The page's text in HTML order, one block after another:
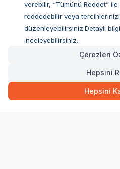
Müşteri Hizmetleri
Sıkça
Ovacık Mah. Hacıoğlu Sok.
Müşteri Destek Hattı
verebilir, “Tümünü Reddet”
reddedebilir veya
düzenleyebilirsiniz.Detaylı
inceleyebilirsiniz.
Çerezleri
Hepsini
Hepsini